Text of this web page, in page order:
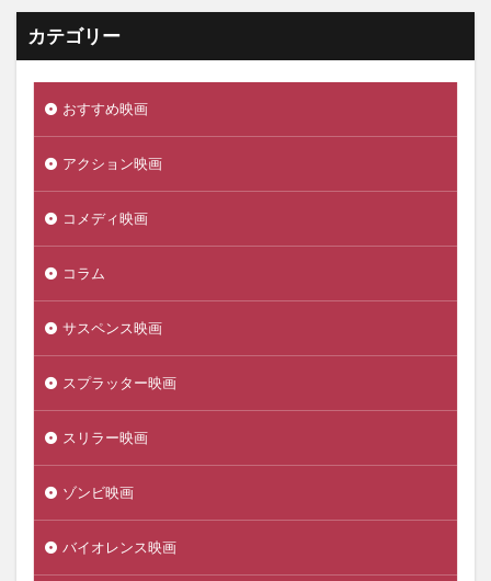
カテゴリー
おすすめ映画
アクション映画
コメディ映画
コラム
サスペンス映画
スプラッター映画
スリラー映画
ゾンビ映画
バイオレンス映画